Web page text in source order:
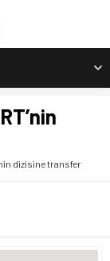
dizisine transfer